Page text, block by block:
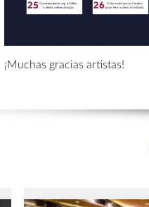
¡Muchas gracias artistas!